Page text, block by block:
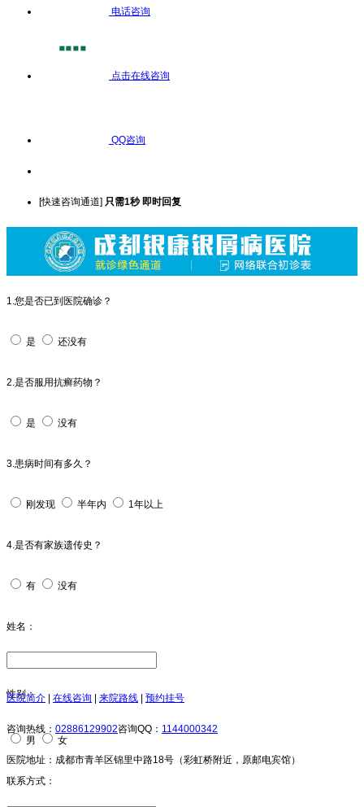
电话咨询
点击在线咨询
QQ咨询
[快速咨询通道] 只需1秒 即时回复
1.您是否已到医院确诊？
是 还没有
2.是否服用抗癣药物？
是 没有
3.患病时间有多久？
刚发现 半年内 1年以上
4.是否有家族遗传史？
有 没有
姓名：
性别：
男 女
今天日期：
联系方式：
医院简介 在线咨询 来院路线 预约挂号
咨询热线： 02886129902咨询QQ： 1144000342
医院地址：成都市青羊区锦里中路18号（彩虹桥附近，原邮电宾馆）